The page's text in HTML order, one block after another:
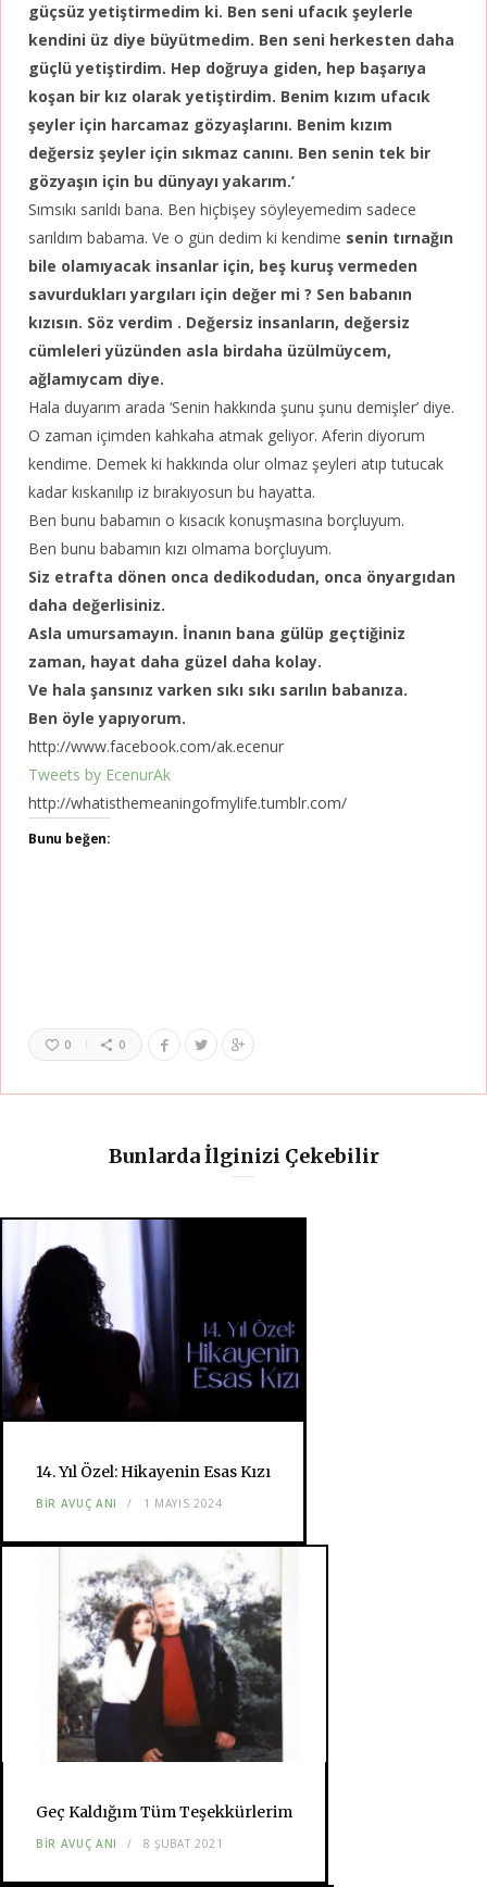
güçsüz yetiştirmedim ki. Ben seni ufacık şeylerle
kendini üz diye büyütmedim. Ben seni herkesten daha
güçlü yetiştirdim. Hep doğruya giden, hep başarıya
koşan bir kız olarak yetiştirdim. Benim kızım ufacık
şeyler için harcamaz gözyaşlarını. Benim kızım
değersiz şeyler için sıkmaz canını. Ben senin tek bir
gözyaşın için bu dünyayı yakarım.’
Sımsıkı sarıldı bana. Ben hiçbişey söyleyemedim sadece
sarıldım babama. Ve o gün dedim ki kendime senin tırnağın
bile olamıyacak insanlar için, beş kuruş vermeden
savurdukları yargıları için değer mi ? Sen babanın
kızısın. Söz verdim . Değersiz insanların, değersiz
cümleleri yüzünden asla birdaha üzülmüycem,
ağlamıycam diye.
Hala duyarım arada ‘Senin hakkında şunu şunu demişler’ diye.
O zaman içimden kahkaha atmak geliyor. Aferin diyorum
kendime. Demek ki hakkında olur olmaz şeyleri atıp tutucak
kadar kıskanılıp iz bırakıyosun bu hayatta.
Ben bunu babamın o kısacık konuşmasına borçluyum.
Ben bunu babamın kızı olmama borçluyum.
Siz etrafta dönen onca dedikodudan, onca önyargıdan
daha değerlisiniz.
Asla umursamayın. İnanın bana gülüp geçtiğiniz
zaman, hayat daha güzel daha kolay.
Ve hala şansınız varken sıkı sıkı sarılın babanıza.
Ben öyle yapıyorum.
http://www.facebook.com/ak.ecenur
Tweets by EcenurAk
http://whatisthemeaningofmylife.tumblr.com/
Bunu beğen:
0 0
Bunlarda İlginizi Çekebilir
14. Yıl Özel: Hikayenin Esas Kızı
BIR AVUÇ ANI 1 MAYIS 2024
Geç Kaldığım Tüm Teşekkürlerim
BIR AVUÇ ANI 8 ŞUBAT 2021